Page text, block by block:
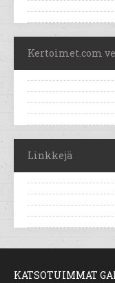
Kertoimet.com
Linkkejä
KATSOTUIMMAT